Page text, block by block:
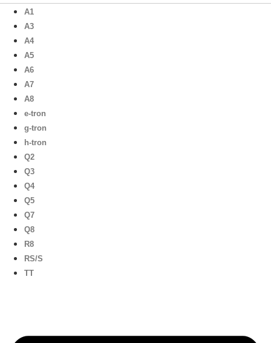
A1
A3
A4
A5
A6
A7
A8
e-tron
g-tron
h-tron
Q2
Q3
Q4
Q5
Q7
Q8
R8
RS/S
TT